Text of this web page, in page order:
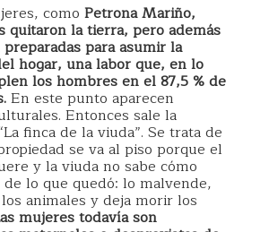
como Petrona Mariño,
quitaron la tierra, pero además
para asumir la
hogar, una labor que, en lo
los hombres en el 87,5 % de
En este punto aparecen
Entonces sale la
finca de la viuda”. Se trata de
se va al piso porque el
y la viuda no sabe cómo
de lo que quedó: lo malvende,
animales y deja morir los
mujeres todavía son